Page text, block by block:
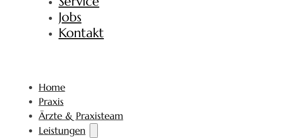
Jobs
Kontakt
Home
Praxis
Ärzte & Praxisteam
Leistungen